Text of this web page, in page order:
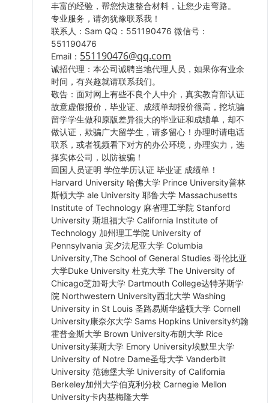
丰富的经验，帮您快速整合材料，让您少走弯路。
专业服务，请勿犹豫联系我！
联系人：Sam QQ：551190476 微信号：
551190476
Email： 551190476@qq.com
诚招代理：本公司诚聘当地代理人员，如果你有业余
时间，有兴趣就请联系我们。
敬告：面对网上有些不良个人中介，真实教育部认证
故意虚假报价，毕业证、成绩单却报价很高，挖坑骗
留学学生做和原版差异很大的毕业证和成绩单，却不
做认证，欺骗广大留学生，请多留心！办理时请电话
联系，或者视频看下对方的办公环境，办理实力，选
择实体公司，以防被骗！
回国人员证明 学位学历认证 毕业证 成绩单！
Harvard University 哈佛大学 Prince University普林
斯顿大学 ale University 耶鲁大学 Massachusetts
Institute of Technology 麻省理工学院 Stanford
University 斯坦福大学 California Institute of
Technology 加州理工学院 University of
Pennsylvania 宾夕法尼亚大学 Columbia
University,The School of General Studies 哥伦比亚
大学Duke University 杜克大学 The University of
Chicago芝加哥大学 Dartmouth College达特茅斯学
院 Northwestern University西北大学 Washing
University in St Louis 圣路易斯华盛顿大学 Cornell
University康奈尔大学 Sams Hopkins University约翰
霍普金斯大学 Brown University布朗大学 Rice
University莱斯大学 Emory University埃默里大学
University of Notre Dame圣母大学 Vanderbilt
University 范德堡大学 University of California
Berkeley加州大学伯克利分校 Carnegie Mellon
University卡内基梅隆大学